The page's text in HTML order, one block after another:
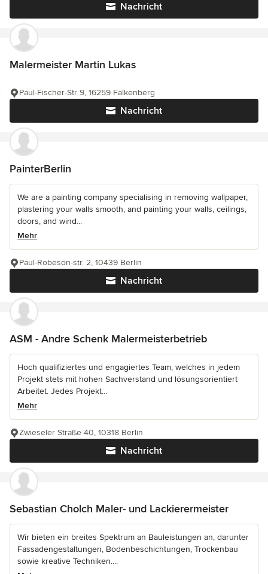
Nachricht
Malermeister Martin Lukas
Nachricht
Paul-Fischer-Str 9, 16259 Falkenberg
PainterBerlin
We are a painting company specialising in removing wallpaper,
plastering your walls smooth, and painting your walls, ceilings,
doors, and wind...
Mehr
Nachricht
Paul-Robeson-str. 2, 10439 Berlin
ASM - Andre Schenk Malermeisterbetrieb
Hoch qualifiziertes und engagiertes Team, welches in jedem
Projekt stets mit hohen Sachverstand und lösungsorientiert
Arbeitet. Jedes Projekt...
Mehr
Nachricht
Zwieseler Straße 40, 10318 Berlin
Sebastian Cholch Maler- und Lackierermeister
Wir bieten ein breites Spektrum an Bauleistungen an, darunter
Fassadengestaltungen, Bodenbeschichtungen, Trockenbau
sowie kreative Techniken....